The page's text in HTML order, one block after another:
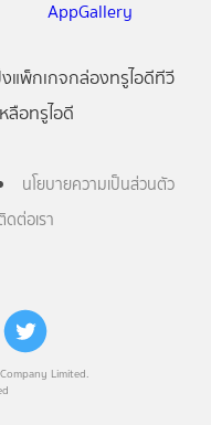
Limited.
แพ็กเกจกล่องทรูไอดีทีวี
ลือทรูไอดี
นโยบายความเป็นส่วนตัว
ดต่อเรา